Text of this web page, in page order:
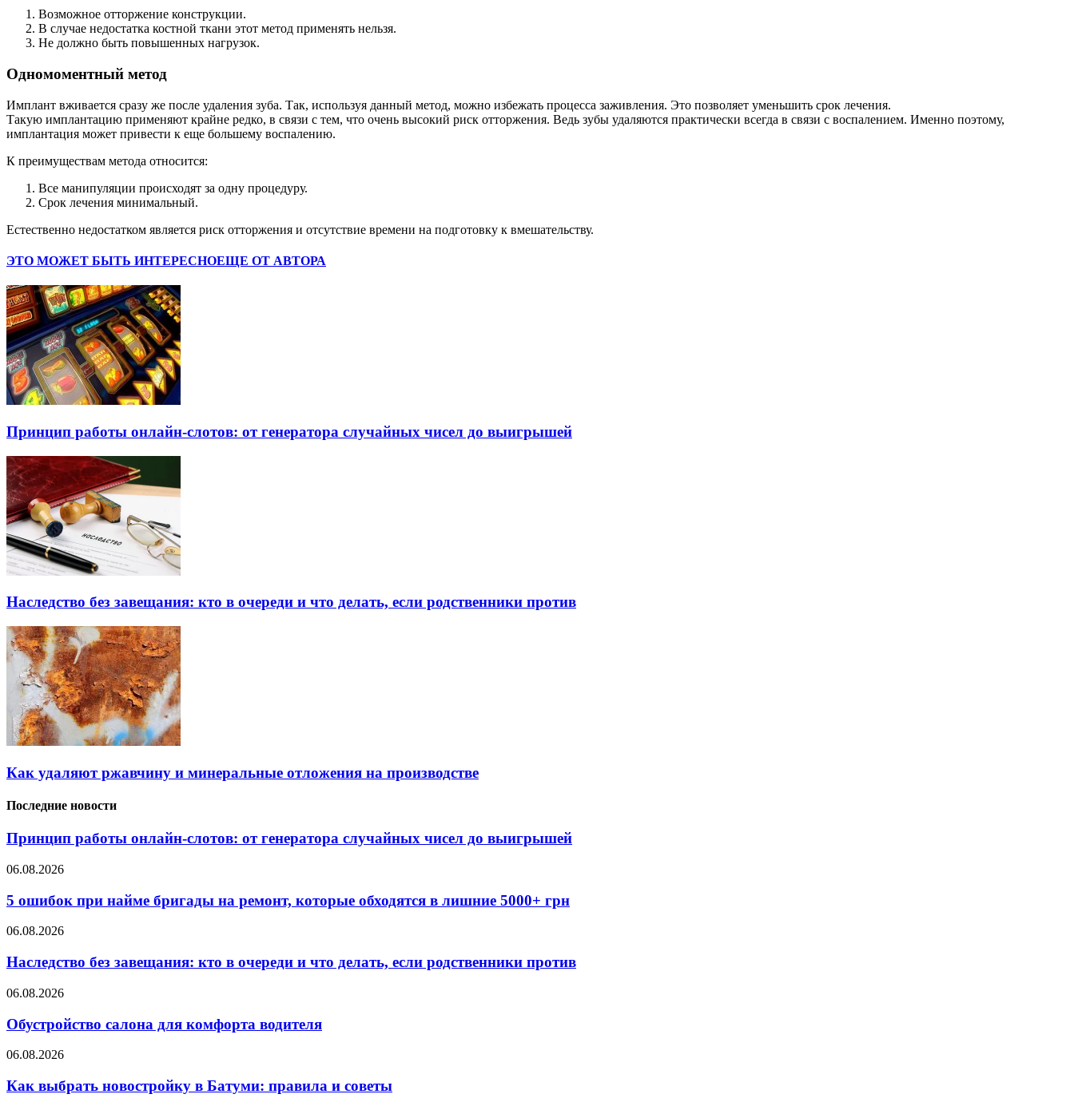
Возможное отторжение конструкции.
В случае недостатка костной ткани этот метод применять нельзя.
Не должно быть повышенных нагрузок.
Одномоментный метод
Имплант вживается сразу же после удаления зуба. Так, используя данный метод, можно избежать процесса заживления. Это позволяет уменьшить срок лечения.
Такую имплантацию применяют крайне редко, в связи с тем, что очень высокий риск отторжения. Ведь зубы удаляются практически всегда в связи с воспалением. Именно поэтому,
имплантация может привести к еще большему воспалению.
К преимуществам метода относится:
Все манипуляции происходят за одну процедуру.
Срок лечения минимальный.
Естественно недостатком является риск отторжения и отсутствие времени на подготовку к вмешательству.
ЭТО МОЖЕТ БЫТЬ ИНТЕРЕСНОЕЩЕ ОТ АВТОРА
Принцип работы онлайн-слотов: от генератора случайных чисел до выигрышей
Наследство без завещания: кто в очереди и что делать, если родственники против
Как удаляют ржавчину и минеральные отложения на производстве
Последние новости
Принцип работы онлайн-слотов: от генератора случайных чисел до выигрышей
06.08.2026
5 ошибок при найме бригады на ремонт, которые обходятся в лишние 5000+ грн
06.08.2026
Наследство без завещания: кто в очереди и что делать, если родственники против
06.08.2026
Обустройство салона для комфорта водителя
06.08.2026
Как выбрать новостройку в Батуми: правила и советы